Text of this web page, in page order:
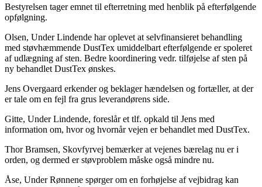
Bestyrelsen tager emnet til efterretning med henblik på efterfølgende
opfølgning.
Olsen, Under Lindende har oplevet at selvfinansieret behandling
med støvhæmmende DustTex umiddelbart efterfølgende er spoleret
af udlægning af sten. Bedre koordinering vedr. tilføjelse af sten på
ny behandlet DustTex ønskes.
Jens Overgaard erkender og beklager hændelsen og fortæller, at der
er tale om en fejl fra grus leverandørens side.
Gitte, Under Lindende, foreslår et tlf. opkald til Jens med
information om, hvor og hvornår vejen er behandlet med DustTex.
Thor Bramsen, Skovfyrvej bemærker at vejenes bærelag nu er i
orden, og dermed er støvproblem måske også mindre nu.
Åse, Under Rønnene spørger om en forhøjelse af vejbidrag kan